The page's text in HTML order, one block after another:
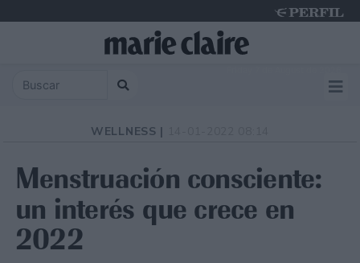
WELLNESS |
Menstruación consciente:
un interés que crece en
2022